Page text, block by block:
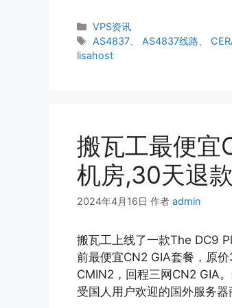
分
类
VPS资讯
标
签
AS4837 AS4837线路
lisahost
搬瓦工最便
机房,30天退
2024年4月16日 作者 admin
搬瓦工上线了一款The DC9
前最便宜CN2 GIA套餐，原
CMIN2，回程三网CN2 GIA
受国人用户欢迎的国外服务